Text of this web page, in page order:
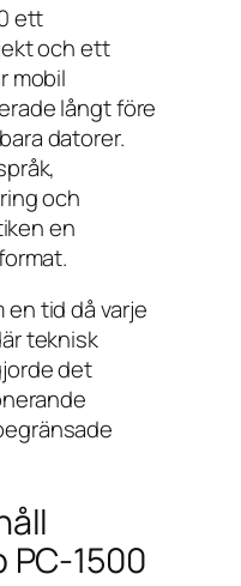
ett
och ett
mobil
långt före
datorer.
och
en
en tid då varje
teknisk
det
PC-1500